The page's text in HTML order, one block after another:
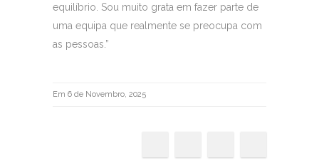
equilíbrio. Sou muito grata em fazer parte de
uma equipa que realmente se preocupa com
as pessoas.”
Em 6 de Novembro, 2025